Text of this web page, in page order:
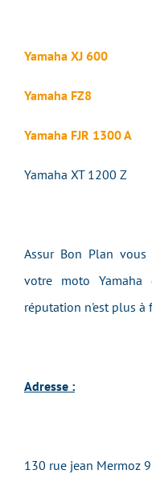
Yamaha XJ 600
Yamaha FZ8
Yamaha FJR 1300 A
Yamaha XT 1200 Z
Assur Bon Plan vous
votre moto
réputation n'est plus à
Adresse :
130 rue jean Mermoz